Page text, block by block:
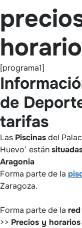
[programa1]
de
tarifas
Las Piscinasdel
Huevo’ están
Aragonia
Forma parte de la
Zaragoza.
Forma parte de la
>> Precios y